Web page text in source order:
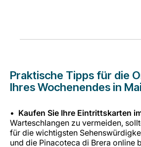
Praktische Tipps für die
Ihres Wochenendes in
Kaufen Sie Ihre Eintrittskarten
Warteschlangen zu vermeiden,
für die wichtigsten
und die Pinacoteca di Brera online